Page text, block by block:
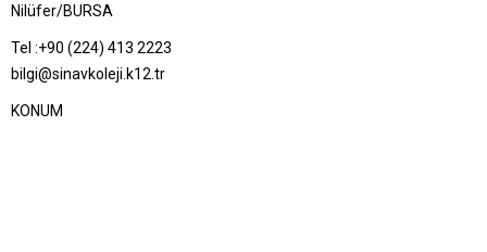
Nilüfer/BURSA
Tel :+90 (224) 413 2223
bilgi@sinavkoleji.k12.tr
KONUM